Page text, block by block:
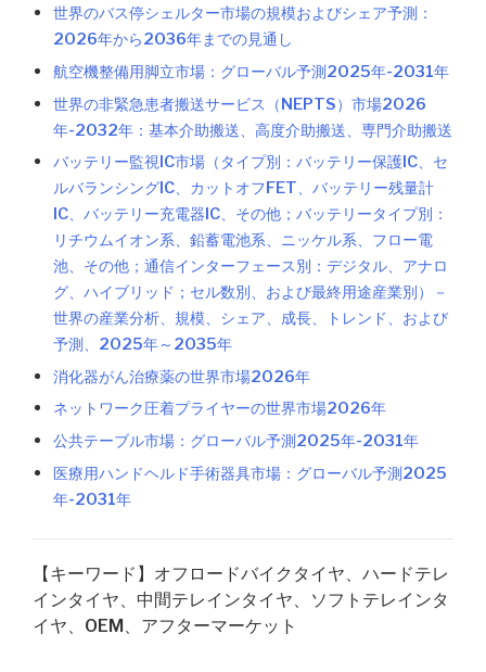
世界のバス停シェルター市場の規模およびシェア予測：
2026年から2036年までの見通し
航空機整備用脚立市場：グローバル予測2025年-2031年
世界の非緊急患者搬送サービス（NEPTS）市場2026
年-2032年：基本介助搬送、高度介助搬送、専門介助搬送
バッテリー監視IC市場（タイプ別：バッテリー保護IC、セ
ルバランシングIC、カットオフFET、バッテリー残量計
IC、バッテリー充電器IC、その他；バッテリータイプ別：
リチウムイオン系、鉛蓄電池系、ニッケル系、フロー電
池、その他；通信インターフェース別：デジタル、アナロ
グ、ハイブリッド；セル数別、および最終用途産業別）－
世界の産業分析、規模、シェア、成長、トレンド、および
予測、2025年～2035年
消化器がん治療薬の世界市場2026年
ネットワーク圧着プライヤーの世界市場2026年
公共テーブル市場：グローバル予測2025年-2031年
医療用ハンドヘルド手術器具市場：グローバル予測2025
年-2031年
【キーワード】オフロードバイクタイヤ、ハードテレ
インタイヤ、中間テレインタイヤ、ソフトテレインタ
イヤ、OEM、アフターマーケット